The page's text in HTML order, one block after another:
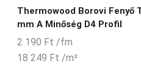
Thermowood Borovi Fenyő
mm A Minőség D4 Profil
2 190 Ft /fm
18 249 Ft /m²